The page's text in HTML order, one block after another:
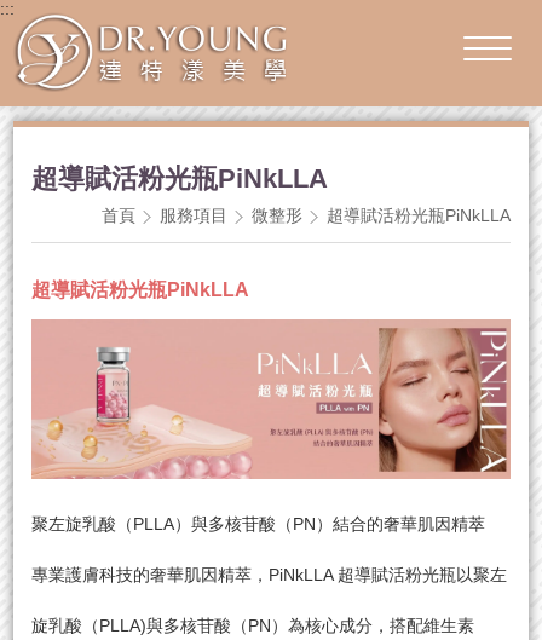
:::
超導賦活粉光瓶PiNkLLA
首頁 服務項目 微整形 超導賦活粉光瓶PiNkLLA
超導賦活粉光瓶PiNkLLA
聚左旋乳酸（PLLA）與多核苷酸（PN）結合的奢華肌因精萃
專業護膚科技的奢華肌因精萃，PiNkLLA 超導賦活粉光瓶以聚左
旋乳酸（PLLA)與多核苷酸（PN）為核心成分，搭配維生素